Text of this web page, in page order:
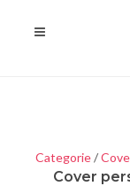
Categorie/
Cover